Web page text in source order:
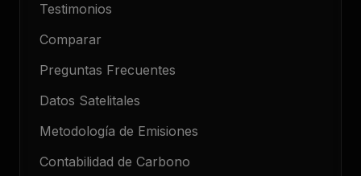
Testimonios
Comparar
Preguntas Frecuentes
Datos Satelitales
Metodología de Emisiones
Contabilidad de Carbono